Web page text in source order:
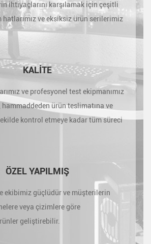
ihtiyaçlarını karşılamak için çeşitli
hatlarımız ve eksiksiz ürün serilerimiz
KALITE
ve profesyonel test ekipmanımız
hammaddeden ürün teslimatına ve
kontrol etmeye kadar tüm süreci
ÖZEL YAPILMIŞ
ekibimiz güçlüdür ve müşterilerin
veya çizimlere göre
geliştirebilir.